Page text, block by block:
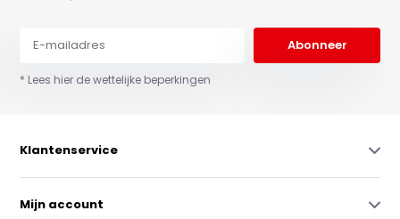
Abonneer
* Lees hier de wettelijke beperkingen
Klantenservice
Mijn account